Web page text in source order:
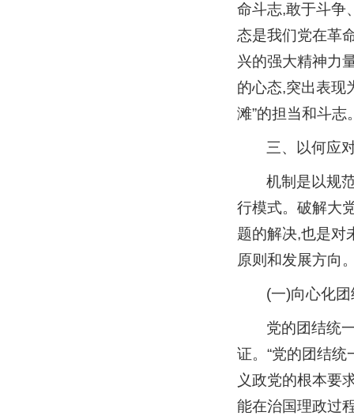
命斗志,敢于斗争
态是我们党在革
兴的强大精神力
的心态,突出表现
滩”的担当和斗志
三、以何应
机制是以规
行模式。破解大
题的解决,也是对
原则和发展方向
(一)向心化
党的团结统
证。“党的团结
义政党的根本要
能在治国理政过